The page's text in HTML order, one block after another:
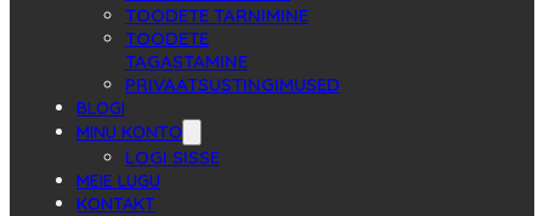
TOODETE TARNIMINE
TOODETE
TAGASTAMINE
PRIVAATSUSTINGIMUSED
BLOGI
MINU KONTO
LOGI SISSE
MEIE LUGU
KONTAKT